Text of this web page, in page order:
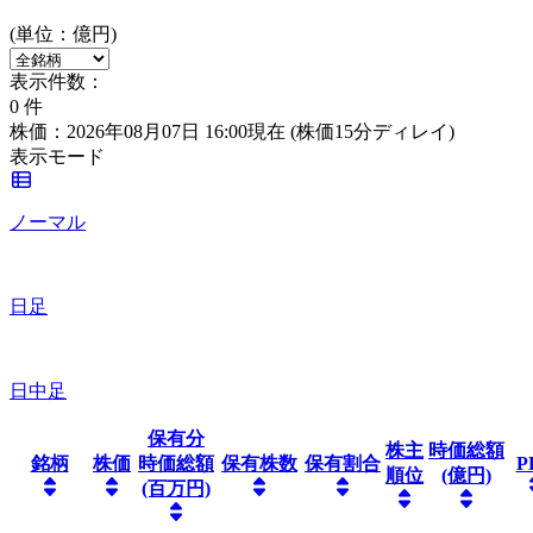
(単位：億円)
表示件数：
0 件
株価：2026年08月07日 16:00現在 (株価15分ディレイ)
表示モード
ノーマル
日足
日中足
銘柄 株価
保有分
時価総額
(百万円)
保有株数 保有割合
株主
順位
時価総額
(億円)